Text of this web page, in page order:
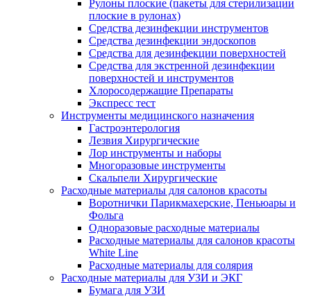
Рулоны плоские (пакеты для стерилизации
плоские в рулонах)
Средства дезинфекции инструментов
Средства дезинфекции эндоскопов
Средства для дезинфекции поверхностей
Средства для экстренной дезинфекции
поверхностей и инструментов
Хлоросодержащие Препараты
Экспресс тест
Инструменты медицинского назначения
Гастроэнтерология
Лезвия Хирургические
Лор инструменты и наборы
Многоразовые инструменты
Скальпели Хирургические
Расходные материалы для салонов красоты
Воротнички Парикмахерские, Пеньюары и
Фольга
Одноразовые расходные материалы
Расходные материалы для салонов красоты
White Line
Расходные материалы для солярия
Расходные материалы для УЗИ и ЭКГ
Бумага для УЗИ